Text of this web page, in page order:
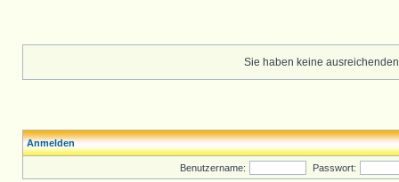
Sie haben keine
Anmelden
Benutzername: Passwort: